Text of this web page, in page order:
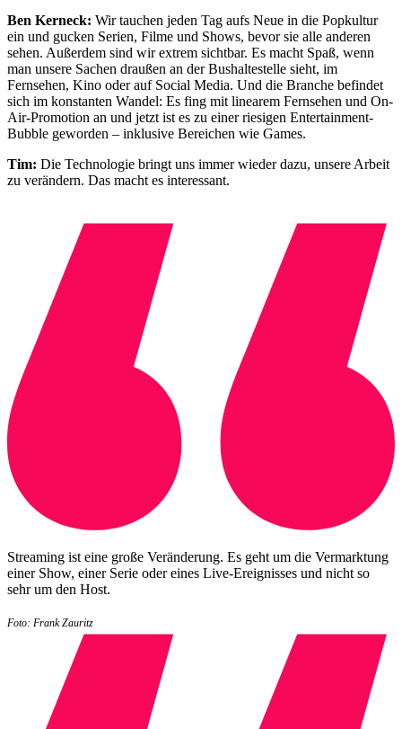
Ben Kerneck: Wir tauchen jeden Tag aufs Neue in die Popkultur
ein und gucken Serien, Filme und Shows, bevor sie alle anderen
sehen. Außerdem sind wir extrem sichtbar. Es macht Spaß, wenn
man unsere Sachen draußen an der Bushaltestelle sieht, im
Fernsehen, Kino oder auf Social Media. Und die Branche befindet
sich im konstanten Wandel: Es fing mit linearem Fernsehen und On-
Air-Promotion an und jetzt ist es zu einer riesigen Entertainment-
Bubble geworden – inklusive Bereichen wie Games.
Tim: Die Technologie bringt uns immer wieder dazu, unsere Arbeit
zu verändern. Das macht es interessant.
Streaming ist eine große Veränderung. Es geht um die Vermarktung
einer Show, einer Serie oder eines Live-Ereignisses und nicht so
sehr um den Host.
Foto: Frank Zauritz